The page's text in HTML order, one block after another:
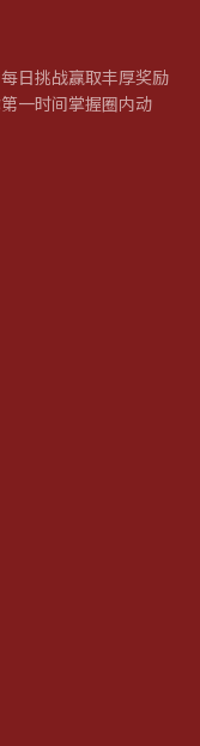
日挑战赢取丰厚奖励
一时间掌握圈内动